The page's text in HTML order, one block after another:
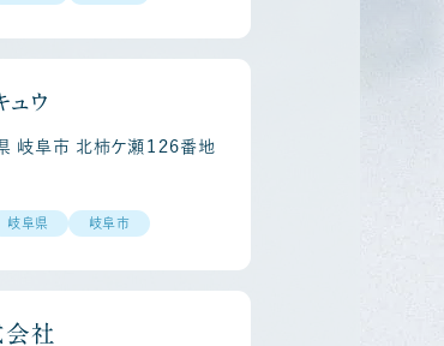
ウ
阜市 北柿ケ瀬１２６番地
岐阜県 岐阜市
社